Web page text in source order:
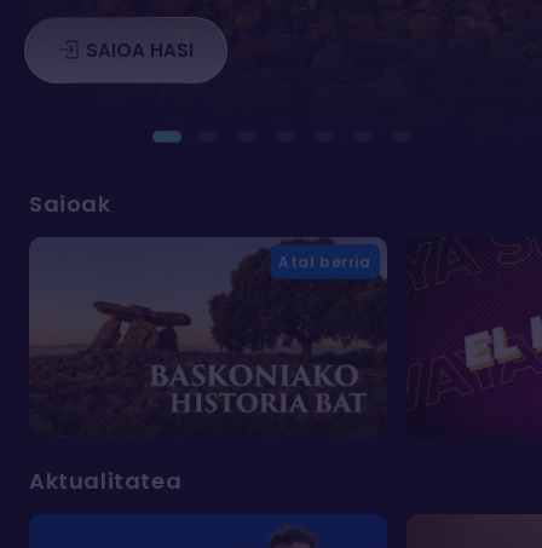
SAIOA HASI
Saioak
Atal berria
Aktualitatea